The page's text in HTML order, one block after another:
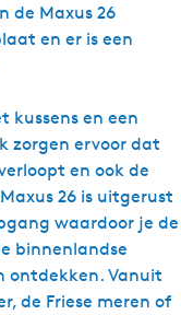
de Maxus 26
en er is een
kussens en een
zorgen ervoor dat
en ook de
26 is uitgerust
waardoor je de
binnenlandse
ontdekken. Vanuit
de Friese meren of